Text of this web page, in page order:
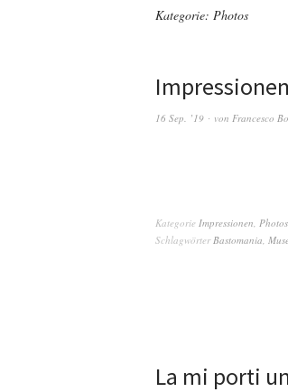
Kategorie: Photos
16 Sep. ’19 von Francesco
Kategorie Impressionen, Photos
SchlagwörterBastomania,
La mi porti